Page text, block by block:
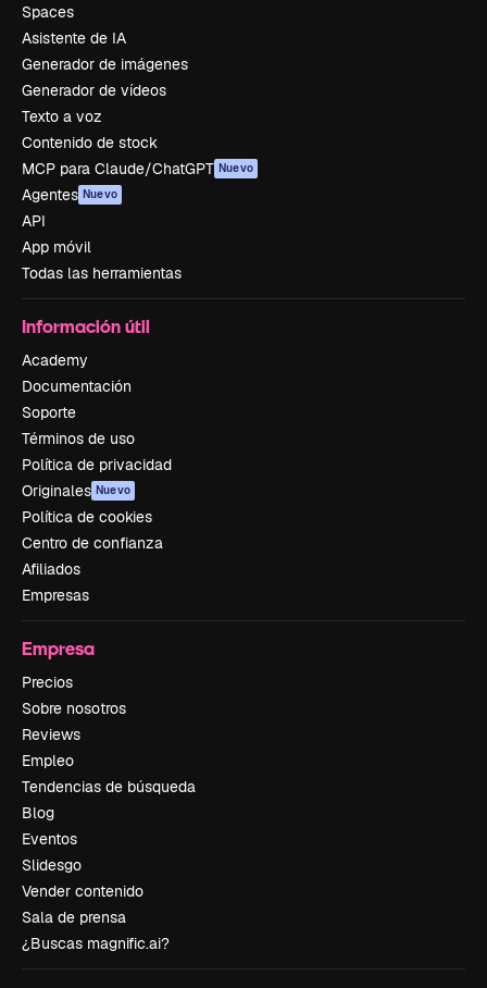
Spaces
Asistente de IA
Generador de imágenes
Generador de vídeos
Texto a voz
Contenido de stock
MCP para Claude/ChatGPT Nuevo
Agentes Nuevo
API
App móvil
Todas las herramientas
Información útil
Academy
Documentación
Soporte
Términos de uso
Política de privacidad
Originales Nuevo
Política de cookies
Centro de confianza
Afiliados
Empresas
Empresa
Precios
Sobre nosotros
Reviews
Empleo
Tendencias de búsqueda
Blog
Eventos
Slidesgo
Vender contenido
Sala de prensa
¿Buscas magnific.ai?